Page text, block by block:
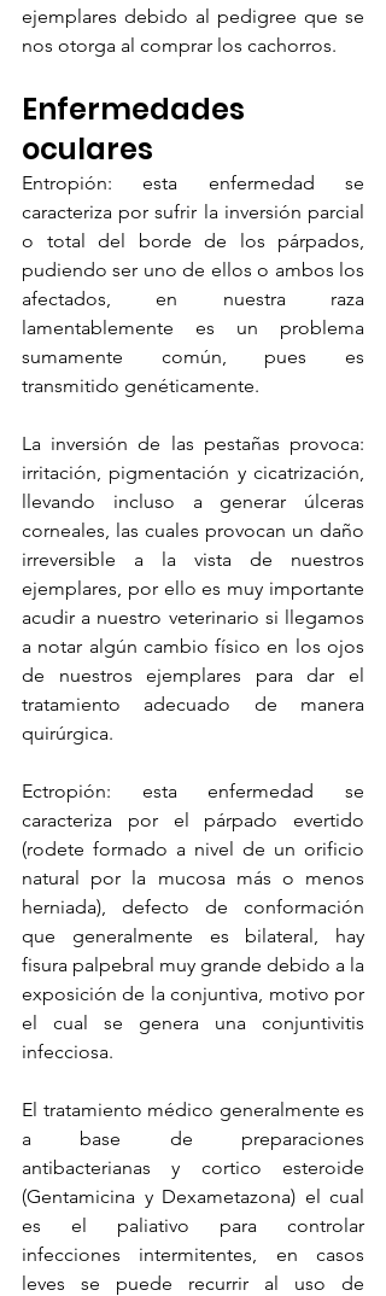
ejemplares debido al pedigree que se
nos otorga al comprar los cachorros.
Enfermedades
oculares
Entropión: esta enfermedad se
caracteriza por sufrir la inversión parcial
o total del borde de los párpados,
pudiendo ser uno de ellos o ambos los
afectados, en nuestra raza
lamentablemente es un problema
sumamente común, pues es
transmitido genéticamente.
La inversión de las pestañas provoca:
irritación, pigmentación y cicatrización,
llevando incluso a generar úlceras
corneales, las cuales provocan un daño
irreversible a la vista de nuestros
ejemplares, por ello es muy importante
acudir a nuestro veterinario si llegamos
a notar algún cambio físico en los ojos
de nuestros ejemplares para dar el
tratamiento adecuado de manera
quirúrgica.
Ectropión: esta enfermedad se
caracteriza por el párpado evertido
(rodete formado a nivel de un orificio
natural por la mucosa más o menos
herniada), defecto de conformación
que generalmente es bilateral, hay
fisura palpebral muy grande debido a la
exposición de la conjuntiva, motivo por
el cual se genera una conjuntivitis
infecciosa.
El tratamiento médico generalmente es
a base de preparaciones
antibacterianas y cortico esteroide
(Gentamicina y Dexametazona) el cual
es el paliativo para controlar
infecciones intermitentes, en casos
leves se puede recurrir al uso de